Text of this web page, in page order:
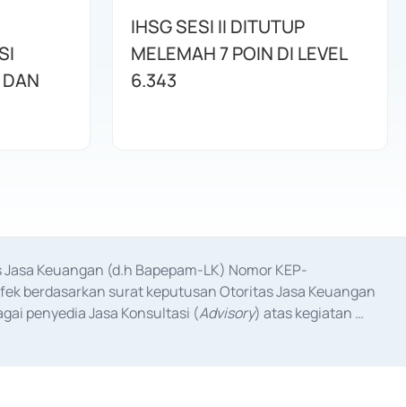
IHSG SESI II DITUTUP
MELEMAH 7 POIN DI LEVEL
6.343
Keuangan (d.h Bapepam-LK) Nomor KEP-
berdasarkan surat keputusan Otoritas Jasa Keuangan
penyedia Jasa Konsultasi (Advisory) atas kegiatan